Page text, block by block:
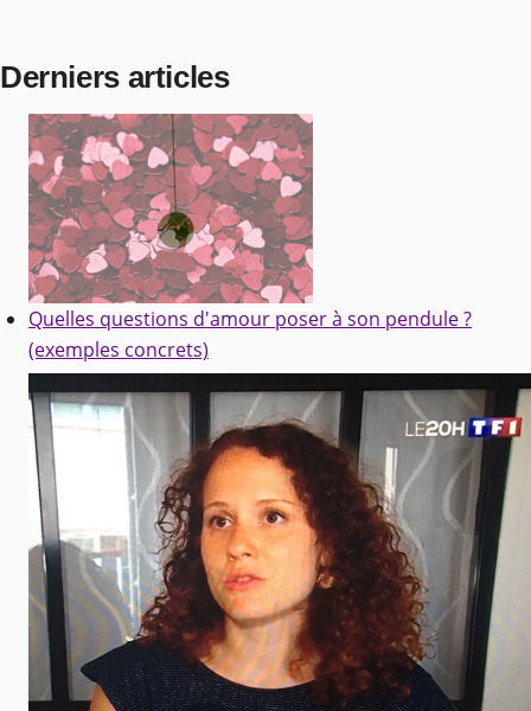
Derniers articles
Quelles questions d'amour poser à son pendule ?
(exemples concrets)